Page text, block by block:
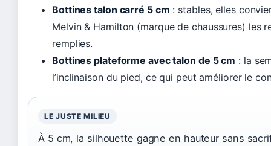
Bottines talon carré 5 cm : stables, elles
Melvin & Hamilton (marque de chaussures) les
remplies.
Bottines plateforme avec talon de 5 cm : la
l’inclinaison du pied, ce qui peut améliorer le
LE JUSTE MILIEU
À 5 cm, la silhouette gagne en hauteur sans